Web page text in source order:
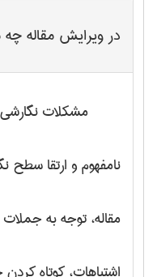
در ویرایش مقاله
مشکلات
نامفهوم و ارتقا سطح
مقاله، توجه به